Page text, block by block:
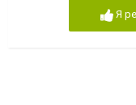
Я